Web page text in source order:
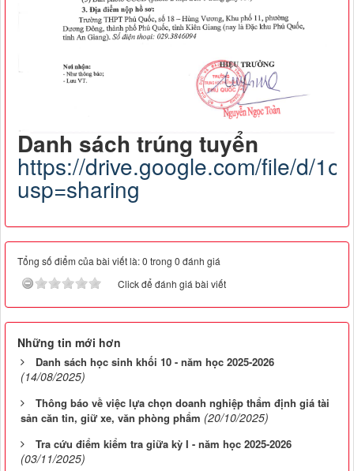
Danh sách trúng tuyển
https://drive.google.com/file/d/
usp=sharing
Tổng số điểm của bài viết là: 0 trong 0 đánh giá
Click để đánh giá bài viết
Những tin mới hơn
Danh sách học sinh khối 10 - năm học 2025-2026
(14/08/2025)
Thông báo về việc lựa chọn doanh nghiệp thẩm định giá tài
sản căn tin, giữ xe, văn phòng phẩm (20/10/2025)
Tra cứu điểm kiểm tra giữa kỳ I - năm học 2025-2026
(03/11/2025)